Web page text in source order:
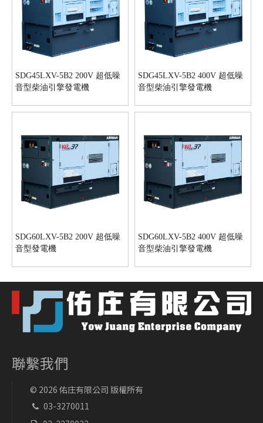
SDG45LXV-5B2 200V 超低噪
音型柴油引擎發電機
SDG45LXV-5B2 400V 超低噪
音型柴油引擎發電機
SDG60LXV-5B2 200V 超低噪
音型發電機
SDG60LXV-5B2 400V 超低噪
音型柴油引擎發電機
聯繫我們
© 2026 佑庄有限公司 版權所有
 03-3270011